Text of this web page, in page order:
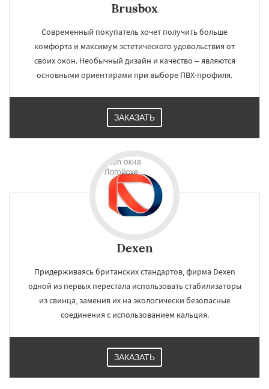
Brusbox
Современный покупатель хочет получить больше
комфорта и максимум эстетического удовольствия от
своих окон. Необычный дизайн и качество – являются
основными ориентирами при выборе ПВХ-профиля.
ЗАКАЗАТЬ
Dexen
Придерживаясь британских стандартов, фирма Dexen
одной из первых перестала использовать стабилизаторы
из свинца, заменив их на экологически безопасные
соединения с использованием кальция.
ЗАКАЗАТЬ